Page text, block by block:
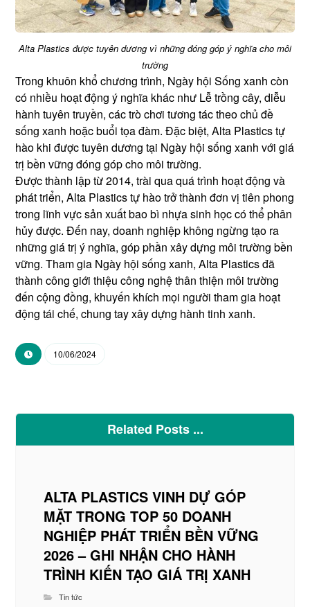
Alta Plastics được tuyên dương vì những đóng góp ý nghĩa cho môi
trường
Trong khuôn khổ chương trình, Ngày hội Sống xanh còn
có nhiều hoạt động ý nghĩa khác như Lễ trồng cây, diễu
hành tuyên truyền, các trò chơi tương tác theo chủ đề
sống xanh hoặc buổi tọa đàm. Đặc biệt, Alta Plastics tự
hào khi được tuyên dương tại Ngày hội sống xanh với giá
trị bền vững đóng góp cho môi trường.
Được thành lập từ 2014, trài qua quá trình hoạt động và
phát triển, Alta Plastics tự hào trở thành đơn vị tiên phong
trong lĩnh vực sản xuất bao bì nhựa sinh học có thể phân
hủy được. Đến nay, doanh nghiệp không ngừng tạo ra
những giá trị ý nghĩa, góp phần xây dựng môi trường bền
vững. Tham gia Ngày hội sống xanh, Alta Plastics đã
thành công giới thiệu công nghệ thân thiện môi trường
đến cộng đồng, khuyến khích mọi người tham gia hoạt
động tái chế, chung tay xây dựng hành tinh xanh.
10/06/2024
Related Posts ...
ALTA PLASTICS VINH DỰ GÓP
MẶT TRONG TOP 50 DOANH
NGHIỆP PHÁT TRIỂN BỀN VỮNG
2026 – GHI NHẬN CHO HÀNH
TRÌNH KIẾN TẠO GIÁ TRỊ XANH
Tin tức